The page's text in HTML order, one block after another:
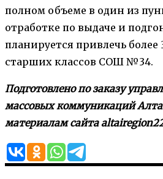
полном объеме в один из
отработке по выдаче и
планируется привлечь более
старших классов СОШ №34.
Подготовлено по заказу
массовых коммуникаций
материалам сайта